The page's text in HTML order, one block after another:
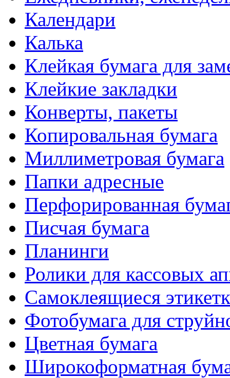
Календари
Калька
Клейкая бумага для
Клейкие закладки
Конверты, пакеты
Копировальная бумага
Миллиметровая бумага
Папки адресные
Перфорированная
Писчая бумага
Планинги
Ролики для кассовых
Самоклеящиеся
Фотобумага для
Цветная бумага
Широкоформатная